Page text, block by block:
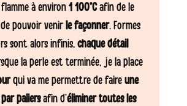
à environ1 100°Cafin de le
pouvoir venir le façonner. Formes
sont alors infinis, chaque détail
la perle est terminée, je la place
qui va me permettre de faire une
paliersafin d’éliminer toutes les